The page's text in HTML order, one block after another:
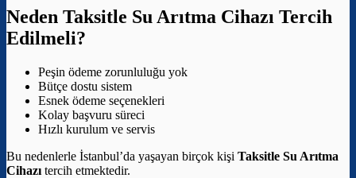
Neden Taksitle Su Arıtma Cihazı Tercih
Edilmeli?
Peşin ödeme zorunluluğu yok
Bütçe dostu sistem
Esnek ödeme seçenekleri
Kolay başvuru süreci
Hızlı kurulum ve servis
Bu nedenlerle İstanbul’da yaşayan birçok kişi Taksitle Su Arıtma
Cihazı tercih etmektedir.